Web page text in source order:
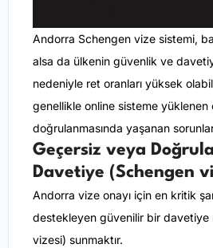
Andorra Schengen vize sistemi,
alsa da ülkenin güvenlik ve
nedeniyle ret oranları yüksek
genellikle online sisteme yüklenen
doğrulanmasında yaşanan
Geçersiz veya
Davetiye (Schengen
Andorra vize onayı için en kritik
destekleyen güvenilir bir davetiye
vizesi) sunmaktır.